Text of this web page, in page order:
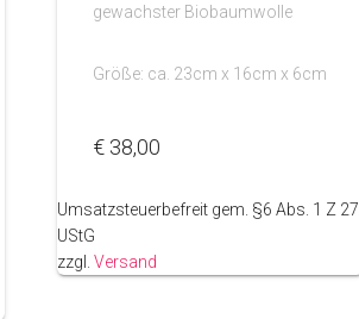
gewachster Biobaumwolle
Größe: ca. 23cm x 16cm x 6cm
€ 38,00
Umsatzsteuerbefreit gem. §6 Abs. 1 Z 27
UStG
zzgl.Versand